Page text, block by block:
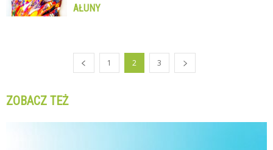
AŁUNY
1 2 3
ZOBACZ TEŻ